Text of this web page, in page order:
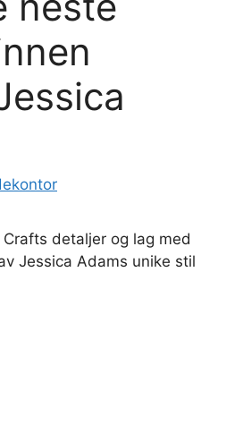
detaljer og lag med
Jessica Adams unike stil